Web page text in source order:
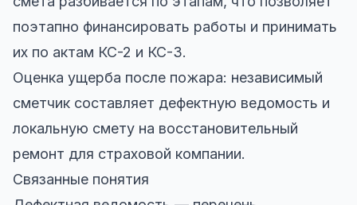
поэтапно финансировать работы и принимать
их по актам КС-2 и КС-3.
Оценка ущерба после пожара: независимый
сметчик составляет дефектную ведомость и
локальную смету на восстановительный
ремонт для страховой компании.
Связанные понятия